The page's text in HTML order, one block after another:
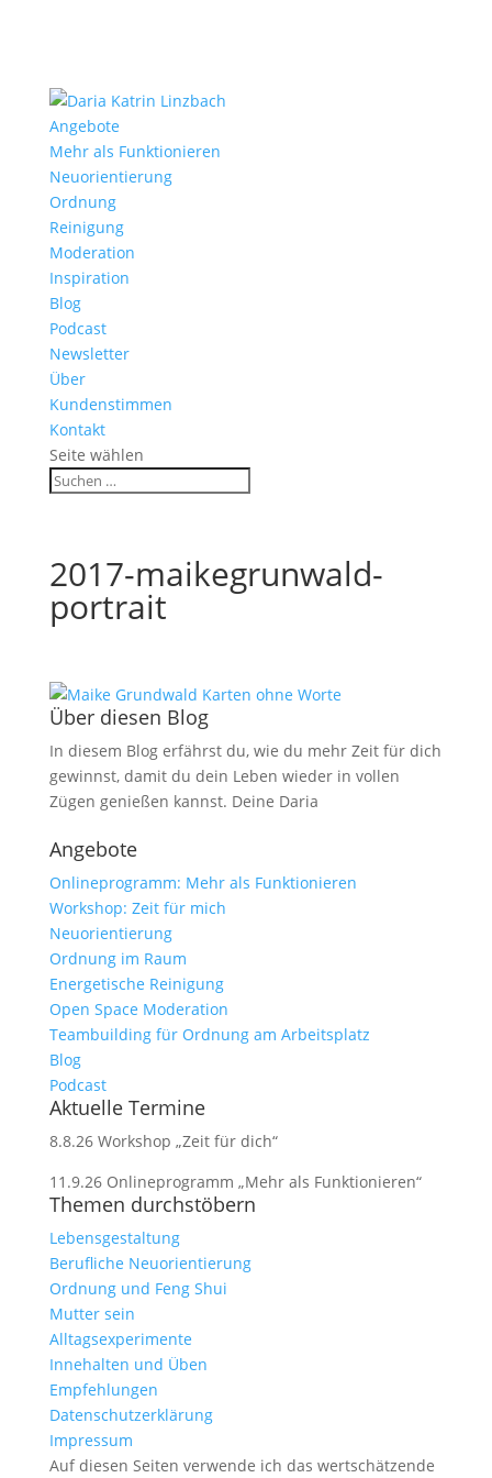
Angebote
Mehr als Funktionieren
Neuorientierung
Ordnung
Reinigung
Moderation
Inspiration
Blog
Podcast
Newsletter
Über
Kundenstimmen
Kontakt
Seite wählen
2017-maikegrunwald-
portrait
Über diesen Blog
In diesem Blog erfährst du, wie du mehr Zeit für dich
gewinnst, damit du dein Leben wieder in vollen
Zügen genießen kannst. Deine Daria
Angebote
Onlineprogramm: Mehr als Funktionieren
Workshop: Zeit für mich
Neuorientierung
Ordnung im Raum
Energetische Reinigung
Open Space Moderation
Teambuilding für Ordnung am Arbeitsplatz
Blog
Podcast
Aktuelle Termine
8.8.26 Workshop „Zeit für dich“
11.9.26 Onlineprogramm „Mehr als Funktionieren“
Themen durchstöbern
Lebensgestaltung
Berufliche Neuorientierung
Ordnung und Feng Shui
Mutter sein
Alltagsexperimente
Innehalten und Üben
Empfehlungen
Datenschutzerklärung
Impressum
Auf diesen Seiten verwende ich das wertschätzende